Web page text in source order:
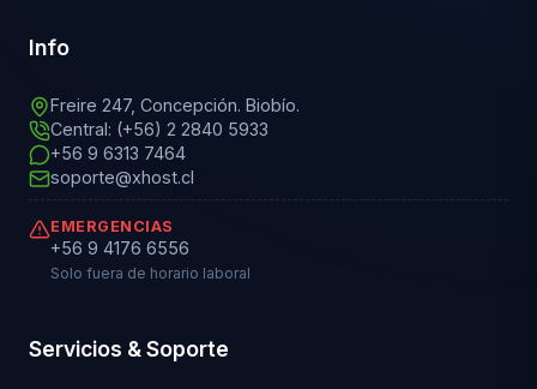
Info
Freire 247, Concepción. Biobío.
Central: (+56) 2 2840 5933
+56 9 6313 7464
soporte@xhost.cl
EMERGENCIAS
+56 9 4176 6556
Solo fuera de horario laboral
Servicios & Soporte